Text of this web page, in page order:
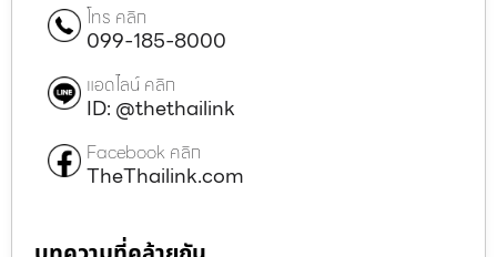
โทร คลิก
099-185-8000
แอดไลน์ คลิก
ID: @thethailink
Facebook คลิก
TheThailink.com